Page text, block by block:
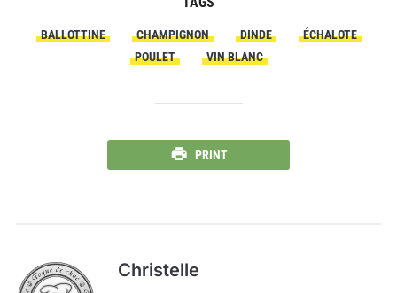
BALLOTTINE CHAMPIGNON DINDE
ÉCHALOTE
POULET
VIN BLANC
PRINT
Christelle